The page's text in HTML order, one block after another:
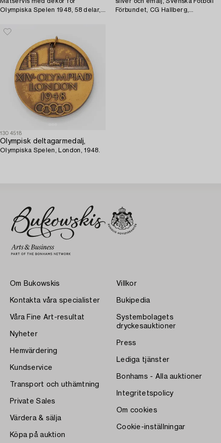
Olympiska Spelen 1948, 58 delar,
Förbundet, CG Hallberg,
1304518
Olympisk deltagarmedalj,
Olympiska Spelen, London, 1948.
Om Bukowskis
Kontakta våra specialister
Våra Fine Art-resultat
Nyheter
Hemvärdering
Kundservice
Transport och uthämtning
Private Sales
Värdera & sälja
Köpa på auktion
Villkor
Bukipedia
Systembolagets
dryckesauktioner
Press
Lediga tjänster
Bonhams - Alla auktioner
Integritetspolicy
Om cookies
Cookie-inställningar